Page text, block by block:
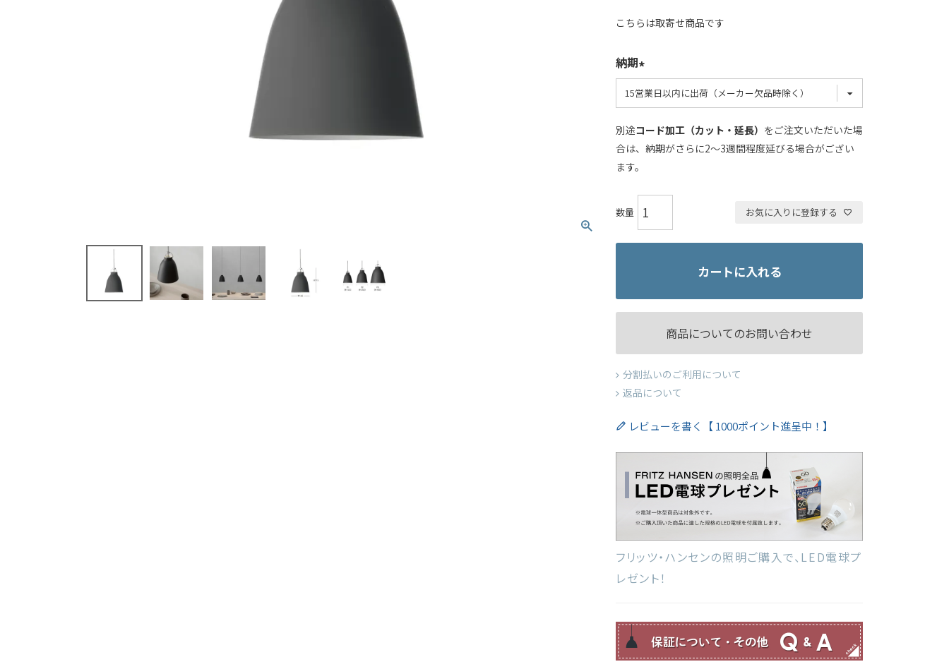
こちらは取寄せ商品です
納期
別途コード加工（カット・延長） をご注文いただいた場
合は、納期がさらに2～3週間程度延びる場合がござい
ます。
お気に入りに登録する
カートに入れる
商品についてのお問い合わせ
分割払いのご利用について
返品について
レビューを書く【 1000ポイント進呈中！】
フリッツ・ハンセンの照明ご購入で、LED電球プ
レゼント！